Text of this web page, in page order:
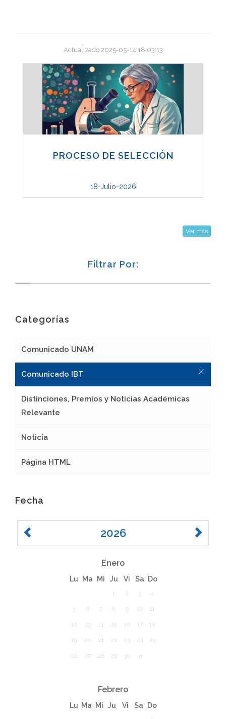
Actualizado 2025-05-14 18:03:13
PROCESO DE SELECCIÓN
18-Julio-2026
Ver más
Filtrar Por:
Categorías
Comunicado UNAM
Comunicado IBT
Distinciones, Premios y Noticias Académicas
Relevante
Noticia
Página HTML
Fecha
2026
Enero
Lu Ma Mi Ju Vi Sa Do
1 2 3 4
5 6 7 8 9 10 11
12 13 14 15 16 17 18
19 20 21 22 23 24 25
26 27 28 29 30 31
Febrero
Lu Ma Mi Ju Vi Sa Do